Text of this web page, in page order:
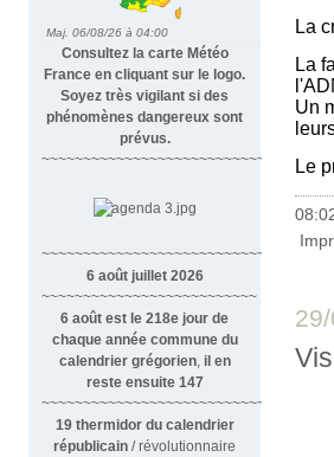
Consultez la carte Météo
France en cliquant sur le logo.
Soyez très vigilant si des
phénomènes dangereux sont
prévus.
~~~~~~~~~~~~~~~~~~~~~~~~~~~~
~~~~~~~~~~~~~~~~~~~~~~~~~~~~~~
6 août juillet 2026
~~~~~~~~~~~~~~~~~~~~~~~~~~
6 août est le 218e jour de
chaque année commune du
calendrier grégorien il en
reste ensuite 147
~~~~~~~~~~~~~~~~~~~~~~~~~~~~~~~~
19 thermidor du calendrier
républicain / révolutionnaire
La
La
Un
Le